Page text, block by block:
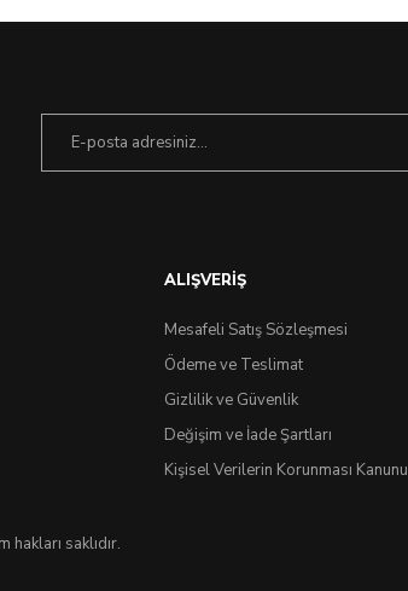
ALIŞVERİŞ
Mesafeli Satış Sözleşmesi
Ödeme ve Teslimat
Gizlilik ve Güvenlik
Değişim ve İade Şartları
Kişisel Verilerin Korunması Kanunu
saklıdır.